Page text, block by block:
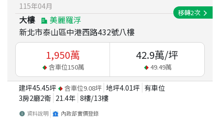
115年04月
大樓
美麗羅浮
新北市泰山區中港西路432號八樓
移轉2次
1,950萬
含車位150萬
42.9萬/坪
49.49萬
建坪45.45坪 含車位9.08坪 地坪4.01坪 有車位
3房2廳2衛 21.4年 8樓/13樓
資料說明 內政部實價登錄